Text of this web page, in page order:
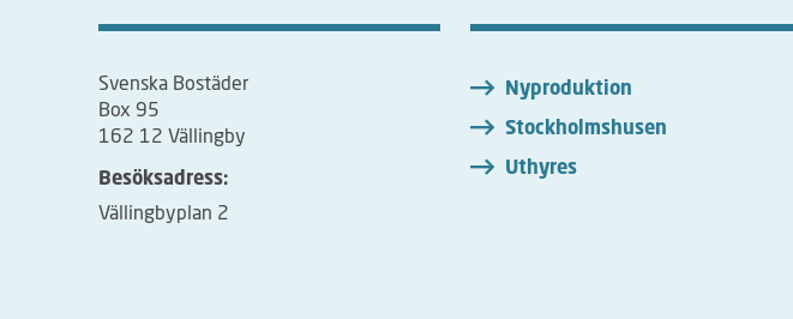
Svenska Bostäder
Box 95
162 12 Vällingby
Besöksadress:
Vällingbyplan 2
Nyproduktion
Stockholmshusen
Uthyres